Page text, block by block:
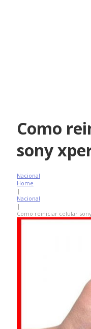
Como
sony
Nacional
Home
|
Nacional
|
Como reiniciar celular